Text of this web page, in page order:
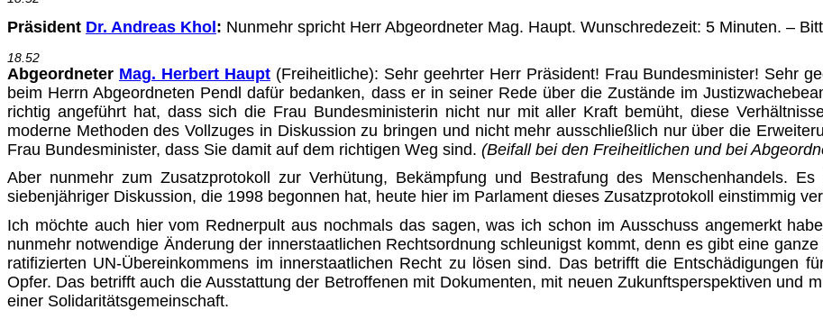
Präsident Dr. Andreas Khol : Nunmehr spricht Herr Abgeordneter Mag. Haupt. Wunschredezeit: 5 Minuten. –
18.52
Abgeordneter Mag. Herbert Haupt(Freiheitliche): Sehr geehrter Herr Präsident! Frau Bundesminister! Sehr
beim Herrn Abgeordneten Pendl dafür bedanken, dass er in seiner Rede über die Zustände im
richtig ange­führt hat, dass sich die Frau Bundesministerin nicht nur mit aller Kraft bemüht, diese
moderne Methoden des Vollzuges in Diskussion zu bringen und nicht mehr ausschließlich nur über die
Frau Bundesminister, dass Sie damit auf dem richtigen Weg sind. (Beifall bei den Freiheitlichen und bei
Aber nunmehr zum Zusatzprotokoll zur Verhütung, Bekämpfung und Bestrafung des Menschenhandels.
siebenjähriger Diskussion, die 1998 begonnen hat, heute hier im Parlament dieses Zusatzprotokoll einstimmig
Ich möchte auch hier vom Rednerpult aus nochmals das sagen, was ich schon im Aus­schuss angemerkt
nunmehr notwendige Änderung der innerstaatlichen Rechtsordnung schleunigst kommt, denn es gibt eine
ratifizierten UN-Übereinkommens im innerstaatlichen Recht zu lösen sind. Das betrifft die Entschädi­gungen
Opfer. Das betrifft auch die Ausstattung der Betroffenen mit Dokumenten, mit neuen Zukunftsperspektiven und
einer Solidaritätsgemeinschaft.